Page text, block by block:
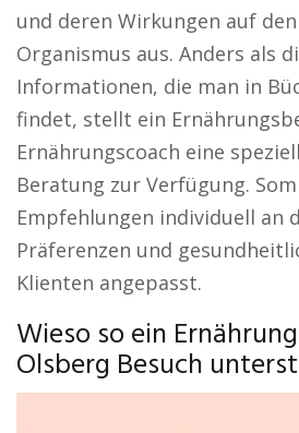
und deren Wirkungen auf
Organismus aus. Anders als
Informationen, die man in
findet, stellt ein
Ernährungscoach eine
Beratung zur Verfügung.
Empfehlungen individuell an
Präferenzen und
Klienten angepasst.
Wieso so ein
Olsberg Besuch